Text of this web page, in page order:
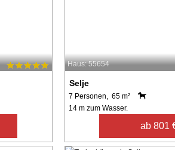
Haus: 55654
Selje
7 Personen, 65 m²
14 m zum Wasser.
ab 801